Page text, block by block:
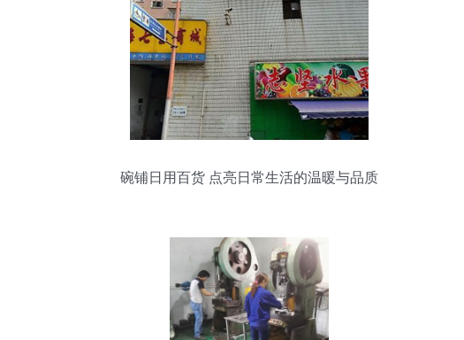
碗铺日用百货 点亮日常生活的温暖与品质